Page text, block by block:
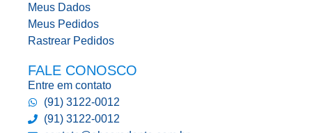
Meus Dados
Meus Pedidos
Rastrear Pedidos
FALE CONOSCO
Entre em contato
(91) 3122-0012
(91) 3122-0012